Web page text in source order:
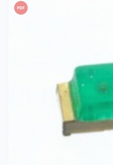
PDF